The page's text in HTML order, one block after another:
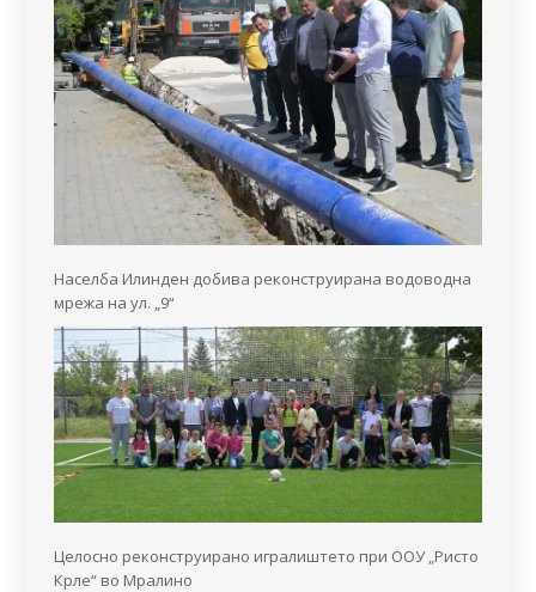
Населба Илинден добива реконструирана водоводна
мрежа на ул. „9“
Целосно реконструирано игралиштето при ООУ „Ристо
Крле“ во Мралино